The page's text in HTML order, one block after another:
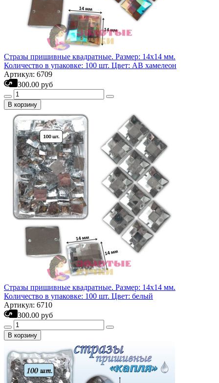
Стразы пришивные квадратные. Размер: 14х14 мм.
Количество в упаковке: 100 шт. Цвет: АВ хамелеон
Артикул: 6709
300.00 руб
В корзину
Стразы пришивные квадратные. Размер: 14х14 мм.
Количество в упаковке: 100 шт. Цвет: белый
Артикул: 6710
300.00 руб
В корзину